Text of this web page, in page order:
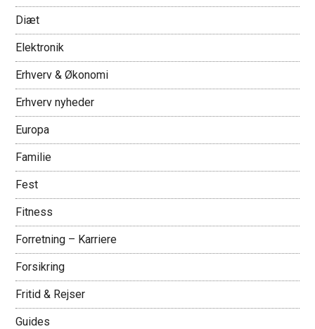
Diæt
Elektronik
Erhverv & Økonomi
Erhverv nyheder
Europa
Familie
Fest
Fitness
Forretning – Karriere
Forsikring
Fritid & Rejser
Guides